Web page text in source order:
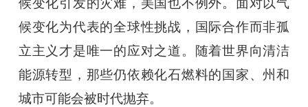
候变化为代表的全球性挑战，国际合作而非孤
立主义才是唯一的应对之道。随着世界向清洁
能源转型，那些仍依赖化石燃料的国家、州和
城市可能会被时代抛弃。